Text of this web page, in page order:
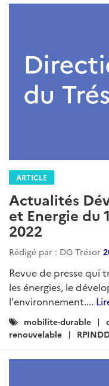
ARTICLE
Actualités
et Energie du
2022
Rédigé par : DG Trésor
Revue de presse qui
les énergies, le
l'environnement....
Catégories
:
mobilite-durable
renouvelable